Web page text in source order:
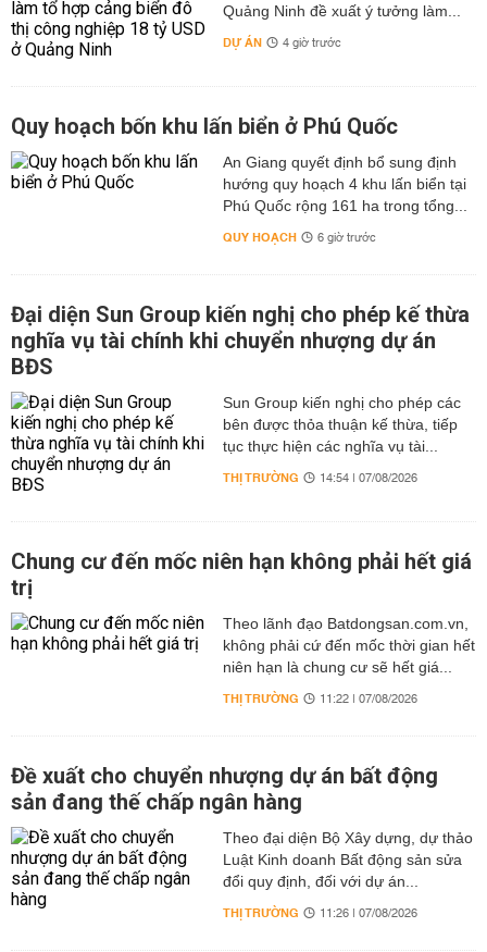
Quảng Ninh đề xuất ý tưởng làm...
DỰ ÁN 4 giờ trước
Quy hoạch bốn khu lấn biển ở Phú Quốc
An Giang quyết định bổ sung định
hướng quy hoạch 4 khu lấn biển tại
Phú Quốc rộng 161 ha trong tổng...
QUY HOẠCH 6 giờ trước
Đại diện Sun Group kiến nghị cho phép kế thừa
nghĩa vụ tài chính khi chuyển nhượng dự án
BĐS
Sun Group kiến nghị cho phép các
bên được thỏa thuận kế thừa, tiếp
tục thực hiện các nghĩa vụ tài...
THỊ TRƯỜNG 14:54 | 07/08/2026
Chung cư đến mốc niên hạn không phải hết giá
trị
Theo lãnh đạo Batdongsan.com.vn,
không phải cứ đến mốc thời gian hết
niên hạn là chung cư sẽ hết giá...
THỊ TRƯỜNG 11:22 | 07/08/2026
Đề xuất cho chuyển nhượng dự án bất động
sản đang thế chấp ngân hàng
Theo đại diện Bộ Xây dựng, dự thảo
Luật Kinh doanh Bất động sản sửa
đổi quy định, đối với dự án...
THỊ TRƯỜNG 11:26 | 07/08/2026